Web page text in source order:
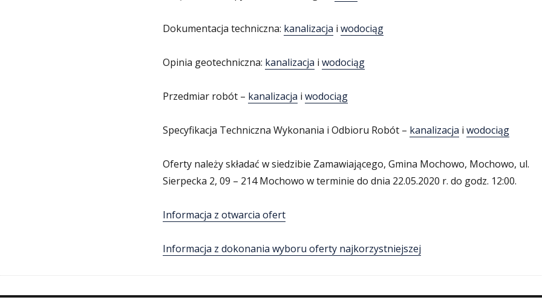
Dokumentacja techniczna: kanalizacja i wodociąg
Opinia geotechniczna: kanalizacja i wodociąg
Przedmiar robót – kanalizacja i wodociąg
Specyfikacja Techniczna Wykonania i Odbioru Robót – kanalizacja i wodociąg
Oferty należy składać w siedzibie Zamawiającego, Gmina Mochowo, Mochowo, ul.
Sierpecka 2, 09 – 214 Mochowo w terminie do dnia 22.05.2020 r. do godz. 12:00.
Informacja z otwarcia ofert
Informacja z dokonania wyboru oferty najkorzystniejszej